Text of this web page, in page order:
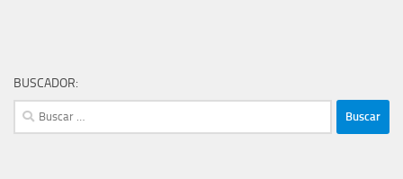
BUSCADOR:
Buscar: